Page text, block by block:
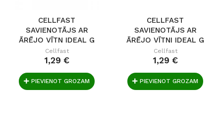
CELLFAST
SAVIENOTĀJS AR
ĀRĒJO VĪTN IDEAL G
1/2"
Cellfast
1,29 €
PIEVIENOT GROZAM
CELLFAST
SAVIENOTĀJS AR
ĀRĒJO VĪTNI IDEAL G
3/4"
Cellfast
1,29 €
PIEVIENOT GROZAM